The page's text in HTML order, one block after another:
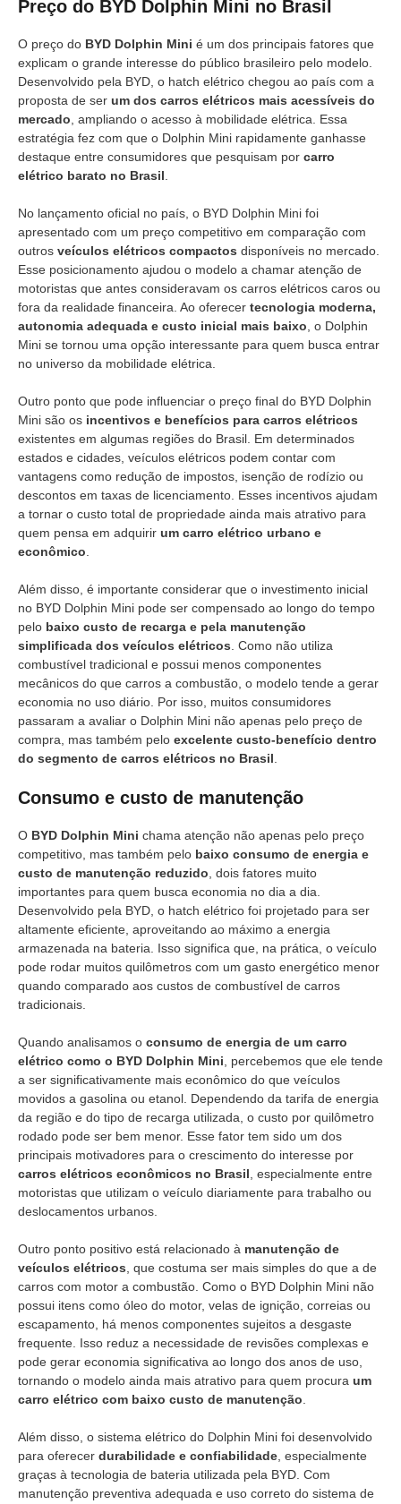
Preço do BYD Dolphin Mini no Brasil
O preço do BYD Dolphin Mini é um dos principais fatores que
explicam o grande interesse do público brasileiro pelo modelo.
Desenvolvido pela BYD, o hatch elétrico chegou ao país com a
proposta de ser um dos carros elétricos mais acessíveis do
mercado, ampliando o acesso à mobilidade elétrica. Essa
estratégia fez com que o Dolphin Mini rapidamente ganhasse
destaque entre consumidores que pesquisam por carro
elétrico barato no Brasil.
No lançamento oficial no país, o BYD Dolphin Mini foi
apresentado com um preço competitivo em comparação com
outros veículos elétricos compactos disponíveis no mercado.
Esse posicionamento ajudou o modelo a chamar atenção de
motoristas que antes consideravam os carros elétricos caros ou
fora da realidade financeira. Ao oferecer tecnologia moderna,
autonomia adequada e custo inicial mais baixo, o Dolphin
Mini se tornou uma opção interessante para quem busca entrar
no universo da mobilidade elétrica.
Outro ponto que pode influenciar o preço final do BYD Dolphin
Mini são os incentivos e benefícios para carros elétricos
existentes em algumas regiões do Brasil. Em determinados
estados e cidades, veículos elétricos podem contar com
vantagens como redução de impostos, isenção de rodízio ou
descontos em taxas de licenciamento. Esses incentivos ajudam
a tornar o custo total de propriedade ainda mais atrativo para
quem pensa em adquirir um carro elétrico urbano e
econômico.
Além disso, é importante considerar que o investimento inicial
no BYD Dolphin Mini pode ser compensado ao longo do tempo
pelo baixo custo de recarga e pela manutenção
simplificada dos veículos elétricos. Como não utiliza
combustível tradicional e possui menos componentes
mecânicos do que carros a combustão, o modelo tende a gerar
economia no uso diário. Por isso, muitos consumidores
passaram a avaliar o Dolphin Mini não apenas pelo preço de
compra, mas também pelo excelente custo-benefício dentro
do segmento de carros elétricos no Brasil.
Consumo e custo de manutenção
O BYD Dolphin Mini chama atenção não apenas pelo preço
competitivo, mas também pelo baixo consumo de energia e
custo de manutenção reduzido, dois fatores muito
importantes para quem busca economia no dia a dia.
Desenvolvido pela BYD, o hatch elétrico foi projetado para ser
altamente eficiente, aproveitando ao máximo a energia
armazenada na bateria. Isso significa que, na prática, o veículo
pode rodar muitos quilômetros com um gasto energético menor
quando comparado aos custos de combustível de carros
tradicionais.
Quando analisamos o consumo de energia de um carro
elétrico como o BYD Dolphin Mini, percebemos que ele tende
a ser significativamente mais econômico do que veículos
movidos a gasolina ou etanol. Dependendo da tarifa de energia
da região e do tipo de recarga utilizada, o custo por quilômetro
rodado pode ser bem menor. Esse fator tem sido um dos
principais motivadores para o crescimento do interesse por
carros elétricos econômicos no Brasil, especialmente entre
motoristas que utilizam o veículo diariamente para trabalho ou
deslocamentos urbanos.
Outro ponto positivo está relacionado à manutenção de
veículos elétricos, que costuma ser mais simples do que a de
carros com motor a combustão. Como o BYD Dolphin Mini não
possui itens como óleo do motor, velas de ignição, correias ou
escapamento, há menos componentes sujeitos a desgaste
frequente. Isso reduz a necessidade de revisões complexas e
pode gerar economia significativa ao longo dos anos de uso,
tornando o modelo ainda mais atrativo para quem procura um
carro elétrico com baixo custo de manutenção.
Além disso, o sistema elétrico do Dolphin Mini foi desenvolvido
para oferecer durabilidade e confiabilidade, especialmente
graças à tecnologia de bateria utilizada pela BYD. Com
manutenção preventiva adequada e uso correto do sistema de